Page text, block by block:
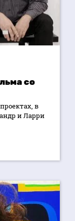
со
в
и Ларри